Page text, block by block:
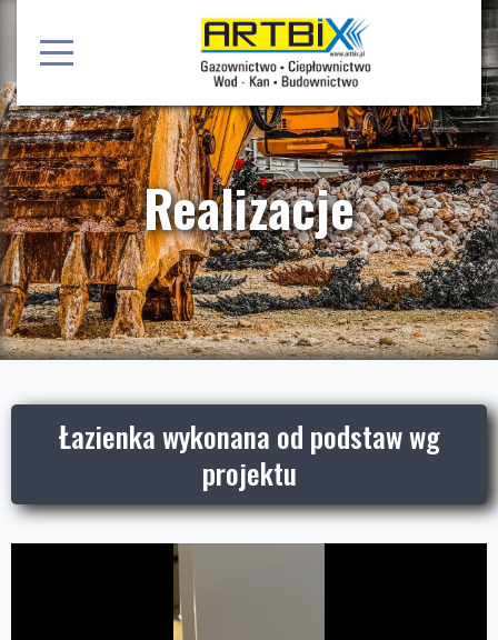
Realizacje
Łazienka wykonana od podstaw wg
projektu